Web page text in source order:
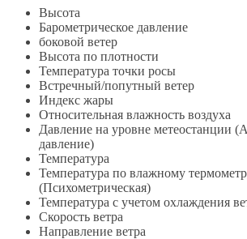
Высота
Барометрическое давление
боковой ветер
Высота по плотности
Температура точки росы
Встречный/попутный ветер
Индекс жары
Относительная влажность воздуха
Давление на уровне метеостанции
давление)
Температура
Температура по влажному
(Психометрическая)
Температура с учетом охлаждения
Скорость ветра
Направление ветра